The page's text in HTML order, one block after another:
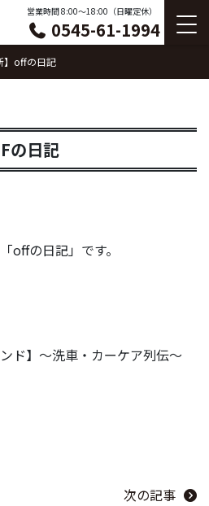
営業時間 8:00〜18:00（日曜定休）
0545-61-1994
】offの日記
の日記
offの日記」です。
ド】～洗車・カーケア列伝～
次の記事